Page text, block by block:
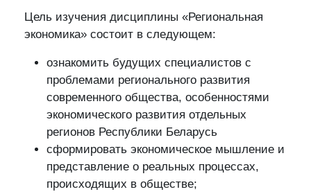
Цель изучения дисциплины «Региональная
экономика» состоит в следующем:
ознакомить будущих специалистов с
проблемами регионального развития
современного общества, особенностями
экономического развития отдельных
регионов Республики Беларусь
сформировать экономическое мышление и
представление о реальных процессах,
происходящих в обществе;